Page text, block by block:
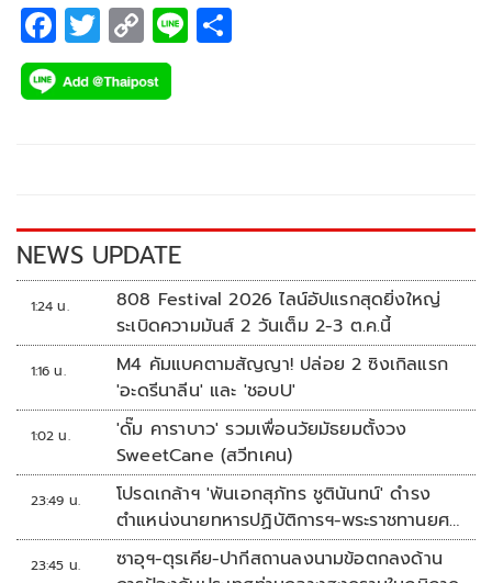
F
ac
e
k
T
wi
tt
C
o
p
k
Li
NEWS UPDATE
1:24 น.
808 Festival 2026 ไลน์อัปแรกสุดยิ่งใหญ่
ระเบิดความมันส์ 2 วันเต็ม 2-3 ต.ค.นี้
1:16 น.
M4 คัมแบคตามสัญญา! ปล่อย 2 ซิงเกิลแรก
'อะดรีนาลีน' และ 'ชอบU'
1:02 น.
'ดั๊ม คาราบาว' รวมเพื่อนวัยมัธยมตั้งวง
SweetCane (สวีทเคน)
23:49 น.
โปรดเกล้าฯ 'พันเอกสุภัทร ชูตินันทน์' ดำรง
ตำแหน่งนายทหารปฏิบัติการฯ-พระราชทานยศ
'พลตรี'
23:45 น.
ซาอุฯ-ตุรเคีย-ปากีสถานลงนามข้อตกลงด้าน